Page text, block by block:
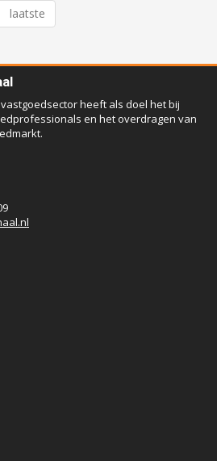
laatste
heeft als doel het bij
en het overdragen van